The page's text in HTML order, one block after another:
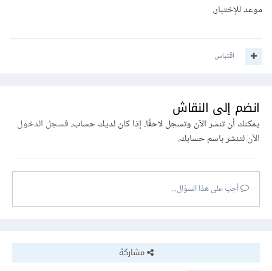
موعد للإختبار.
اقتباس
انضم إلى النقاش
يمكنك أن تنشر الآن وتسجل لاحقًا. إذا كان لديك حساب،فسجل الدخول
الآنلتنشر باسم حسابك.
أجب على هذا السؤال...
مشاركة